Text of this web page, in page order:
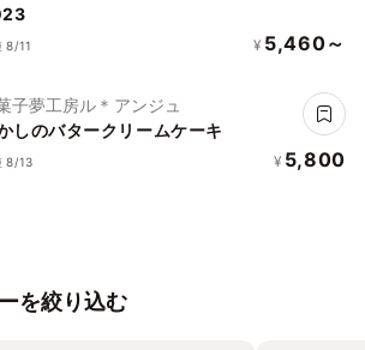
8/11 ¥ 5,460～
子夢工房ル＊アンジュ
しのバタークリームケーキ
8/13 ¥ 5,800
を絞り込む